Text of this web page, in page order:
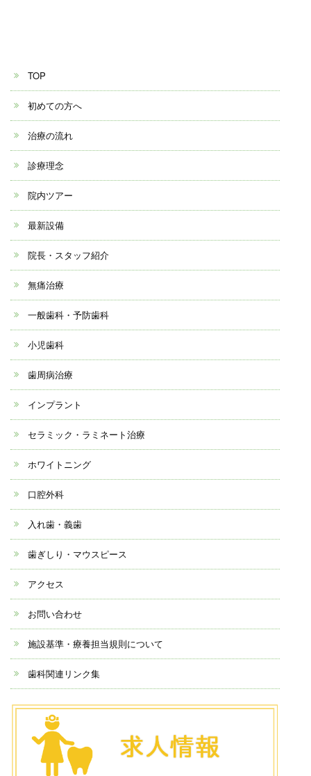
TOP
初めての方へ
治療の流れ
診療理念
院内ツアー
最新設備
院長・スタッフ紹介
無痛治療
一般歯科・予防歯科
小児歯科
歯周病治療
インプラント
セラミック・ラミネート治療
ホワイトニング
口腔外科
入れ歯・義歯
歯ぎしり・マウスピース
アクセス
お問い合わせ
施設基準・療養担当規則について
歯科関連リンク集